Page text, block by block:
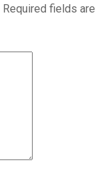
Required fields are